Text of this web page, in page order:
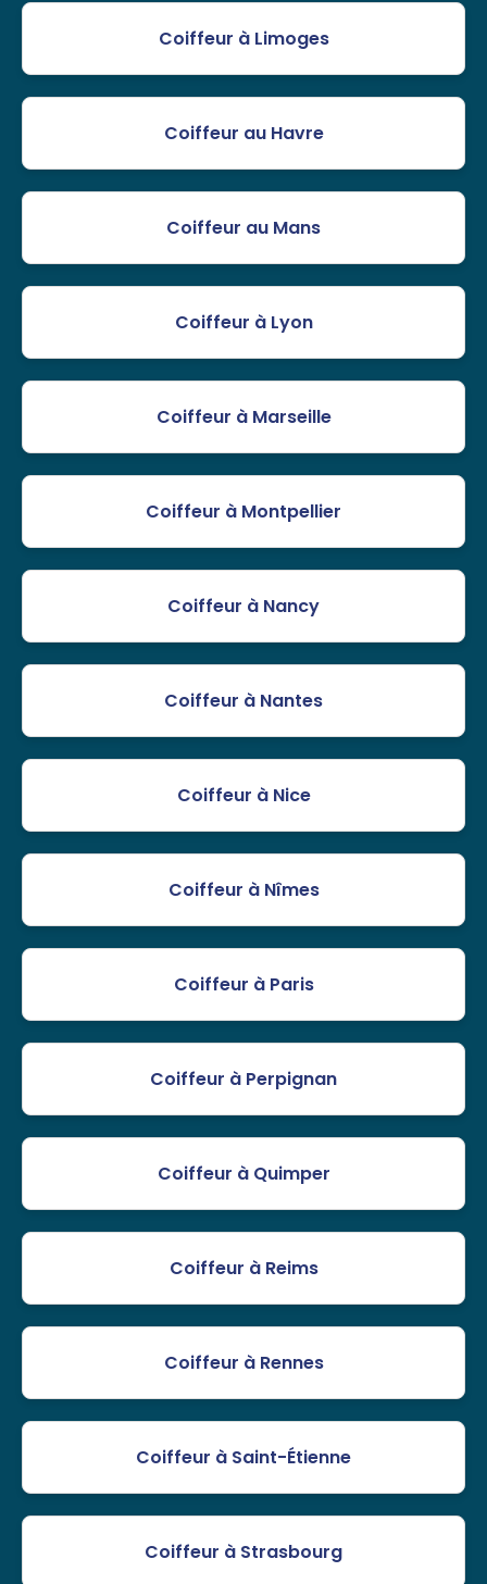
Coiffeur à Limoges
Coiffeur au Havre
Coiffeur au Mans
Coiffeur à Lyon
Coiffeur à Marseille
Coiffeur à Montpellier
Coiffeur à Nancy
Coiffeur à Nantes
Coiffeur à Nice
Coiffeur à Nîmes
Coiffeur à Paris
Coiffeur à Perpignan
Coiffeur à Quimper
Coiffeur à Reims
Coiffeur à Rennes
Coiffeur à Saint-Étienne
Coiffeur à Strasbourg